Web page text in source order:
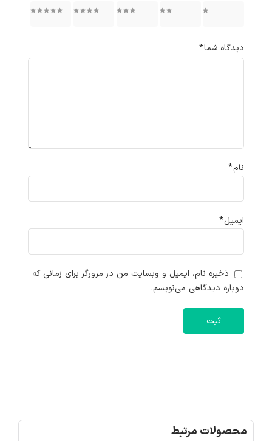
۳ از ۵ ۴ از ۵ ۵ از ۵
دیدگاه شما*
نام*
ایمیل*
ذخیره نام، ایمیل و وبسایت من در مرورگر برای زمانی که
دوباره دیدگاهی می‌نویسم.
محصولات مرتبط